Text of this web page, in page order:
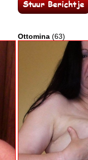
Ottomina (63)